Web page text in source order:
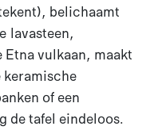
belichaamt
lavasteen,
Etna vulkaan, maakt
keramische
of een
de tafel eindeloos.